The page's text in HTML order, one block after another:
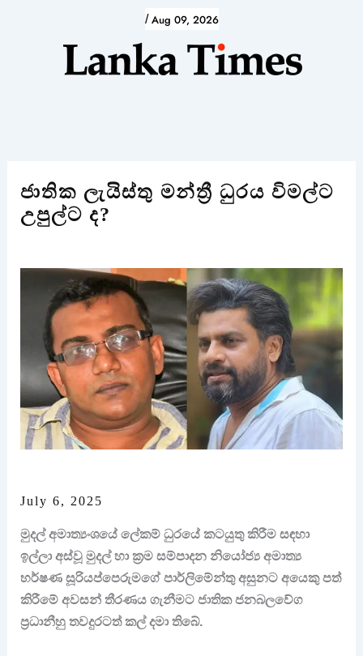
/ Aug 09, 2026
ජාතික ලැයිස්තු මන්ත්‍රී ධුරය විමල්ට
උපුල්ට ද?
July 6, 2025
මුදල් අමාත්‍යංශයේ ලේකම් ධුරයේ කටයුතු කිරීම සඳහා
ඉල්ලා අස්වූ මුදල් හා ක්‍රම සම්පාදන නියෝජ්‍ය අමාත්‍ය
හර්ෂණ සූරියප්පෙරුමගේ පාර්ලිමේන්තු අසුනට අයෙකු පත්
කිරීමේ අවසන් තීරණය ගැනීමට ජාතික ජනබලවේග
ප්‍රධානීහු තවදුරටත් කල් දමා තිබේ.